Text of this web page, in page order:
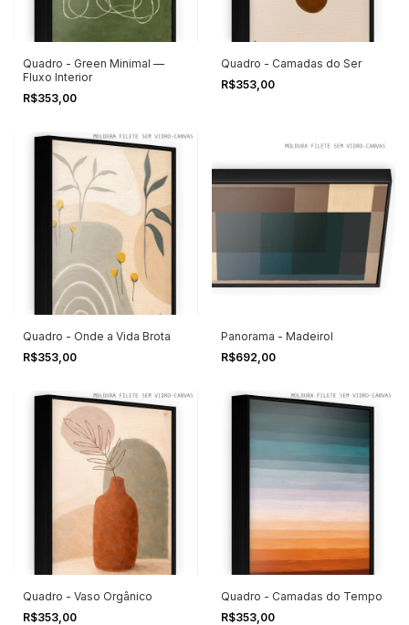
Quadro - Green Minimal —
Fluxo Interior
R$353,00
Quadro - Camadas do Ser
R$353,00
Quadro - Onde a Vida Brota
R$353,00
Panorama - Madeirol
R$692,00
Quadro - Vaso Orgânico
R$353,00
Quadro - Camadas do Tempo
R$353,00